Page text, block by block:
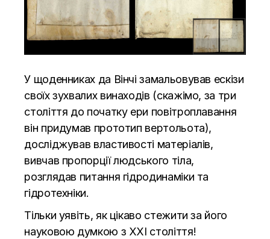
У щоденниках да Вінчі замальовував ескізи
своїх зухвалих винаходів (скажімо, за три
століття до початку ери повітроплавання
він придумав прототип вертольота),
досліджував властивості матеріалів,
вивчав пропорції людського тіла,
розглядав питання гідродинаміки та
гідротехніки.
Тільки уявіть, як цікаво стежити за його
науковою думкою з XXI століття!